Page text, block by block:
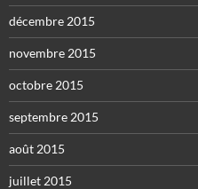
décembre 2015
novembre 2015
octobre 2015
septembre 2015
août 2015
juillet 2015